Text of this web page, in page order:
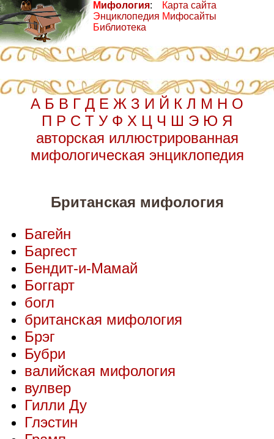
Мифология:
Энциклопедия
Библиотека
Карта сайта
Мифосайты
А Б В Г Д Е Ж З И Й К Л М Н О
П Р С Т У Ф Х Ц Ч Ш Э Ю Я
авторская иллюстрированная
мифологическая энциклопедия
Британская мифология
Багейн
Баргест
Бендит-и-Мамай
Боггарт
богл
британская мифология
Брэг
Бубри
валийская мифология
вулвер
Гилли Ду
Глэстин